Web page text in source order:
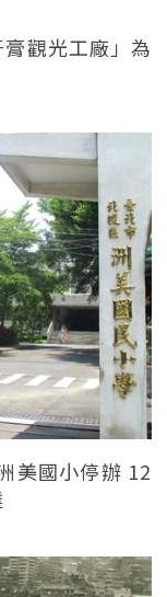
觀光工廠」為
美國小停辦 12